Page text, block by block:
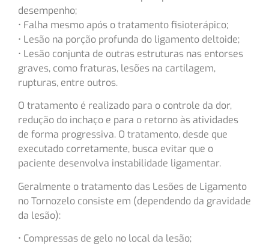
desempenho;
• Falha mesmo após o tratamento fisioterápico;
• Lesão na porção profunda do ligamento deltoide;
• Lesão conjunta de outras estruturas nas entorses
graves, como fraturas, lesões na cartilagem,
rupturas, entre outros.
O tratamento é realizado para o controle da dor,
redução do inchaço e para o retorno às atividades
de forma progressiva. O tratamento, desde que
executado corretamente, busca evitar que o
paciente desenvolva instabilidade ligamentar.
Geralmente o tratamento das Lesões de Ligamento
no Tornozelo consiste em (dependendo da gravidade
da lesão):
• Compressas de gelo no local da lesão;